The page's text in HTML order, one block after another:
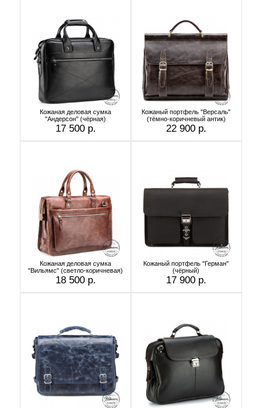
Кожаная деловая сумка
"Андерсон" (чёрная)
17 500 р.
Кожаный портфель "Версаль"
(тёмно-коричневый антик)
22 900 р.
Кожаная деловая сумка
"Вильямс" (светло-коричневая)
18 500 р.
Кожаный портфель "Герман"
(чёрный)
17 900 р.